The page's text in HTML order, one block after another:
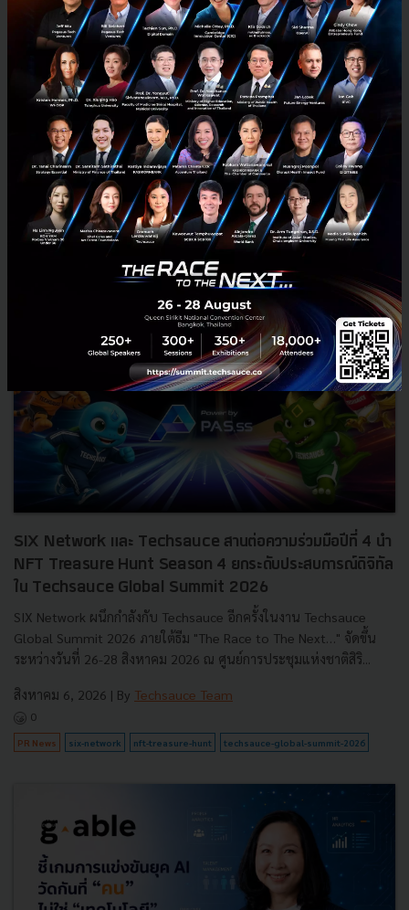
RELATED ARTICLE
SIX Network และ Techsauce สานต่อความร่วมมือปีที่ 4 นำ
NFT Treasure Hunt Season 4 ยกระดับประสบการณ์ดิจิทัล
ใน Techsauce Global Summit 2026
SIX Network ผนึกกำลังกับ Techsauce อีกครั้งในงาน Techsauce
Global Summit 2026 ภายใต้ธีม "The Race to The Next…" จัดขึ้น
ระหว่างวันที่ 26-28 สิงหาคม 2026 ณ ศูนย์การประชุมแห่งชาติสิริ...
สิงหาคม 6, 2026 | By Techsauce Team
0
PR News six-network nft-treasure-hunt techsauce-global-summit-2026